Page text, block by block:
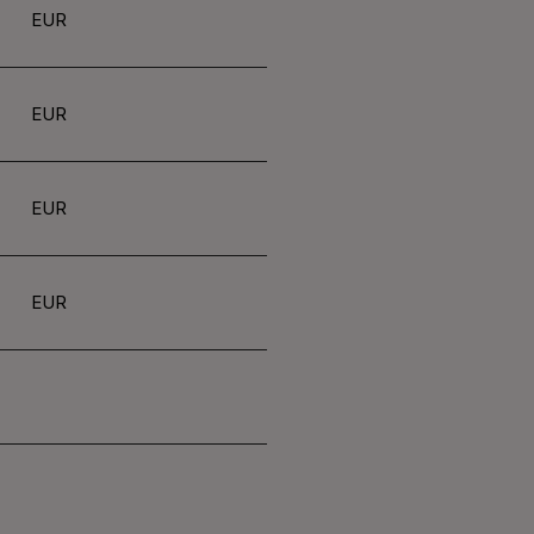
EUR
EUR
EUR
EUR